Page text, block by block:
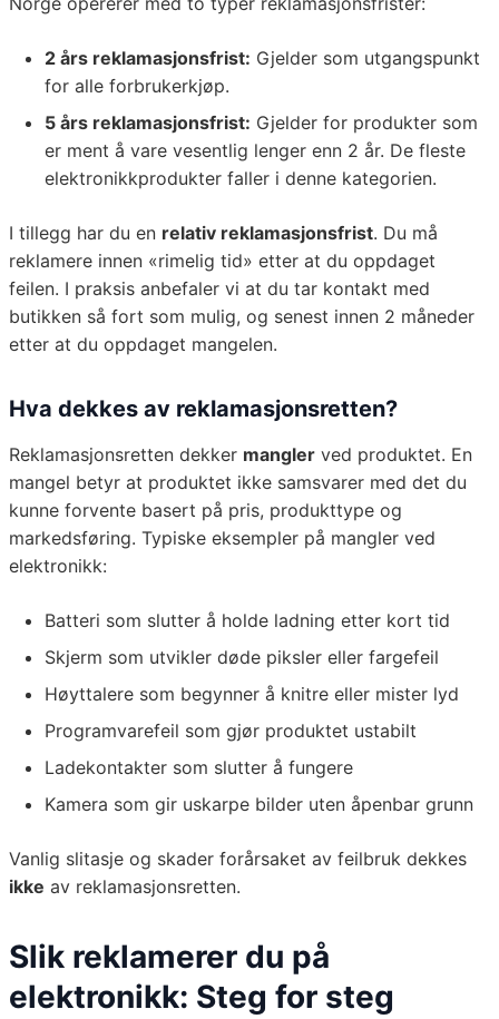
2 års reklamasjonsfrist: Gjelder som utgangspunkt
for alle forbrukerkjøp.
5 års reklamasjonsfrist: Gjelder for produkter som
er ment å vare vesentlig lenger enn 2 år. De fleste
elektronikkprodukter faller i denne kategorien.
I tillegg har du en relativ reklamasjonsfrist. Du må
reklamere innen «rimelig tid» etter at du oppdaget
feilen. I praksis anbefaler vi at du tar kontakt med
butikken så fort som mulig, og senest innen 2 måneder
etter at du oppdaget mangelen.
Hva dekkes av reklamasjonsretten?
Reklamasjonsretten dekker mangler ved produktet. En
mangel betyr at produktet ikke samsvarer med det du
kunne forvente basert på pris, produkttype og
markedsføring. Typiske eksempler på mangler ved
elektronikk:
Batteri som slutter å holde ladning etter kort tid
Skjerm som utvikler døde piksler eller fargefeil
Høyttalere som begynner å knitre eller mister lyd
Programvarefeil som gjør produktet ustabilt
Ladekontakter som slutter å fungere
Kamera som gir uskarpe bilder uten åpenbar grunn
Vanlig slitasje og skader forårsaket av feilbruk dekkes
ikke av reklamasjonsretten.
Slik reklamerer du på
elektronikk: Steg for steg